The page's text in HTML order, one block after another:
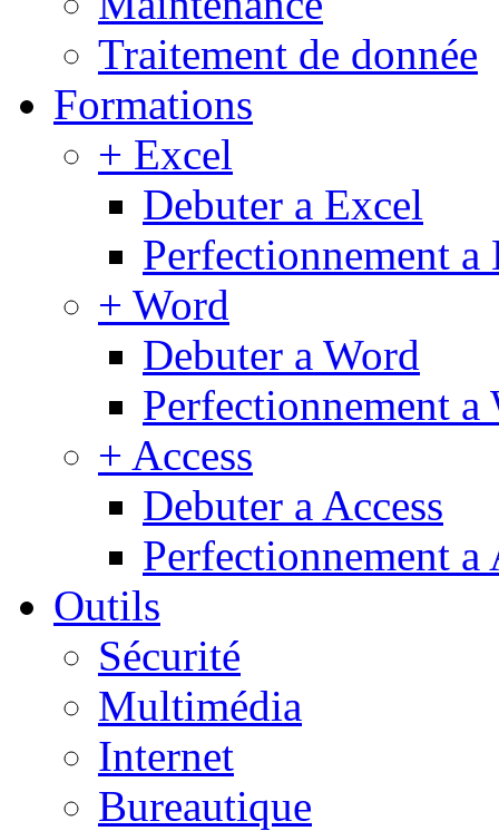
Traitement de donnée
Formations
+ Excel
Debuter a Excel
Perfectionnement a
+ Word
Debuter a Word
Perfectionnement a
+ Access
Debuter a Access
Perfectionnement a
Outils
Sécurité
Multimédia
Internet
Bureautique